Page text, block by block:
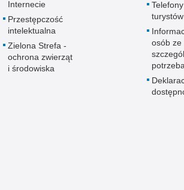
Internecie
Przestępczość
intelektualna
Zielona Strefa -
ochrona zwierząt
i środowiska
turystów
osób ze